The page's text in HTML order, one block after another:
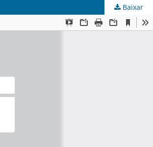
Baixar